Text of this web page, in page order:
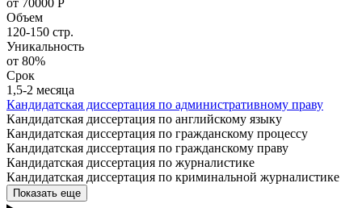
Объем
120-150 стр.
Уникальность
от 80%
Срок
1,5-2 месяца
Кандидатская диссертация по административному праву
Кандидатская диссертация по английскому языку
Кандидатская диссертация по гражданскому процессу
Кандидатская диссертация по гражданскому праву
Кандидатская диссертация по журналистике
Кандидатская диссертация по криминальной журналистике
Показать еще